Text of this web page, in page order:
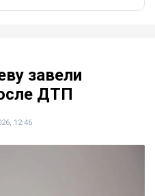
завели
ДТП
12:46